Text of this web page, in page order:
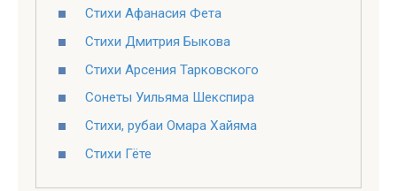
Стихи Афанасия Фета
Стихи Дмитрия Быкова
Стихи Арсения Тарковского
Сонеты Уильяма Шекспира
Стихи, рубаи Омара Хайяма
Стихи Гёте